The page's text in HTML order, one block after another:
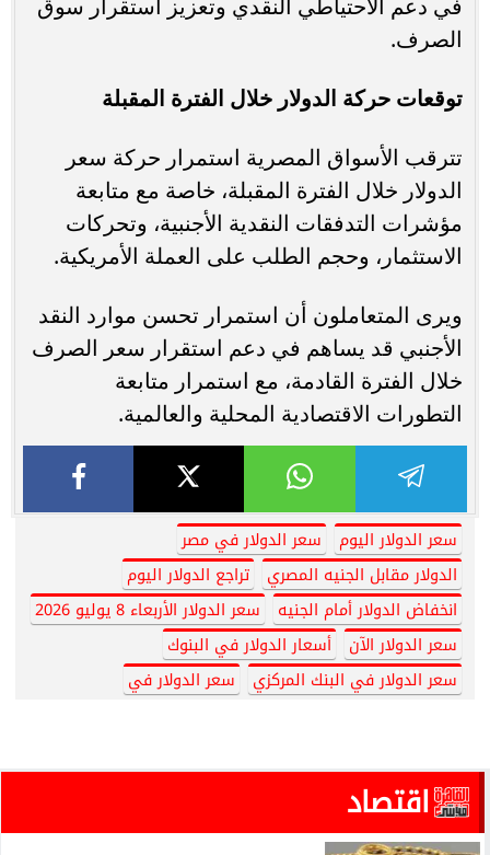
في دعم الاحتياطي النقدي وتعزيز استقرار سوق
الصرف.
توقعات حركة الدولار خلال الفترة المقبلة
تترقب الأسواق المصرية استمرار حركة سعر
الدولار خلال الفترة المقبلة، خاصة مع متابعة
مؤشرات التدفقات النقدية الأجنبية، وتحركات
الاستثمار، وحجم الطلب على العملة الأمريكية.
ويرى المتعاملون أن استمرار تحسن موارد النقد
الأجنبي قد يساهم في دعم استقرار سعر الصرف
خلال الفترة القادمة، مع استمرار متابعة
التطورات الاقتصادية المحلية والعالمية.
سعر الدولار اليوم
سعر الدولار في مصر
الدولار مقابل الجنيه المصري
تراجع الدولار اليوم
انخفاض الدولار أمام الجنيه
سعر الدولار الأربعاء 8 يوليو 2026
سعر الدولار الآن
أسعار الدولار في البنوك
سعر الدولار في البنك المركزي
سعر الدولار في
اقتصاد